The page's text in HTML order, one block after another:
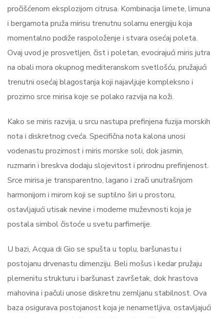
pročišćenom eksplozijom citrusa. Kombinacija limete, limuna
i bergamota pruža mirisu trenutnu solarnu energiju koja
momentalno podiže raspoloženje i stvara osećaj poleta.
Ovaj uvod je prosvetljen, čist i poletan, evocirajući miris jutra
na obali mora okupnog mediteranskom svetlošću, pružajući
trenutni osećaj blagostanja koji najavljuje kompleksno i
prozirno srce mirisa koje se polako razvija na koži.
Kako se miris razvija, u srcu nastupa prefinjena fuzija morskih
nota i diskretnog cveća. Specifična nota kalona unosi
vodenastu prozirnost i miris morske soli, dok jasmin,
ruzmarin i breskva dodaju slojevitost i prirodnu prefinjenost.
Srce mirisa je transparentno, lagano i zrači unutrašnjom
harmonijom i mirom koji se suptilno širi u prostoru,
ostavljajući utisak nevine i moderne muževnosti koja je
postala simbol čistoće u svetu parfimerije.
U bazi, Acqua di Gio se spušta u toplu, baršunastu i
postojanu drvenastu dimenziju. Beli mošus i kedar pružaju
plemenitu strukturu i baršunast završetak, dok hrastova
mahovina i pačuli unose diskretnu zemljanu stabilnost. Ova
baza osigurava postojanost koja je nenametljiva, ostavljajući